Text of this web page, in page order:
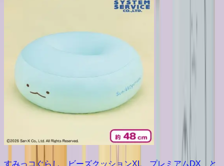
すみっコぐらし ビーズクッションXL プレミアムDX と